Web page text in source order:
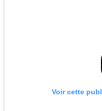
Voir cette